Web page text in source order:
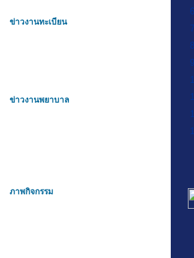
ข่าวงานทะเบียน
ข่าวงานพยาบาล
ภาพกิจกรรม